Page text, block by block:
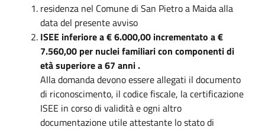
residenza nel Comune di San Pietro a Maida alla
data del presente avviso
ISEE inferiore a € 6.000,00 incrementato a €
7.560,00 per nuclei familiari con componenti di
età superiore a 67 anni .
Alla domanda devono essere allegati il documento
di riconoscimento, il codice fiscale, la certificazione
ISEE in corso di validità e ogni altro
documentazione utile attestante lo stato di